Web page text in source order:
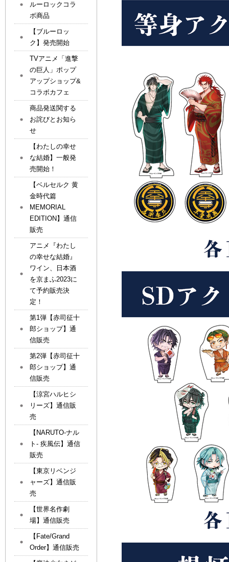
ルーロックコラ
ボ商品
【ブルーロッ
ク】発売開始
TVアニメ「進撃
の巨人」ポップ
アップショップ&
コラボカフェ
商品発送関する
お詫びとお知ら
せ
【わたしの幸せ
な結婚】一般発
売開始！
【ベルセルク 黄
金時代篇
MEMORIAL
EDITION】通信
販売
アニメ『わたし
の幸せな結婚』
ワイン、日本酒
を京まふ2023に
て予約販売決
定！
第1弾【赤司征十
郎ショップ】通
信販売
第2弾【赤司征十
郎ショップ】通
信販売
【涼宮ハルヒシ
リーズ】通信販
売
【NARUTO-ナル
ト- 疾風伝】通信
販売
【東京リベンジ
ャーズ】通信販
売
【世界名作劇
場】通信販売
【Fate/Grand
Order】通信販売